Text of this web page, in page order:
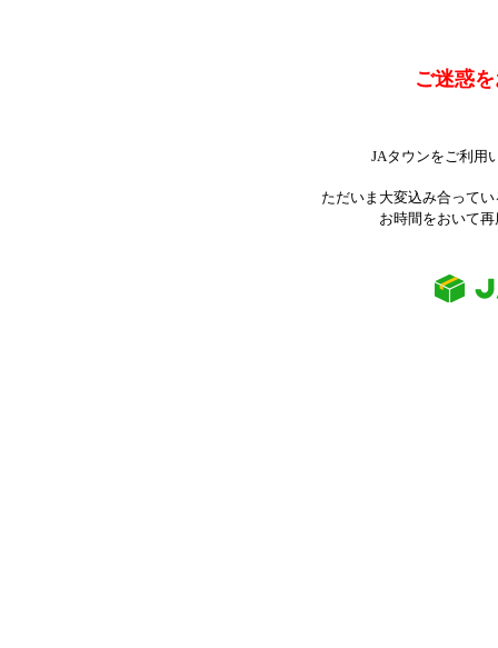
ご迷惑
JAタウンをご利用
ただいま大変込み合って
お時間をおいて